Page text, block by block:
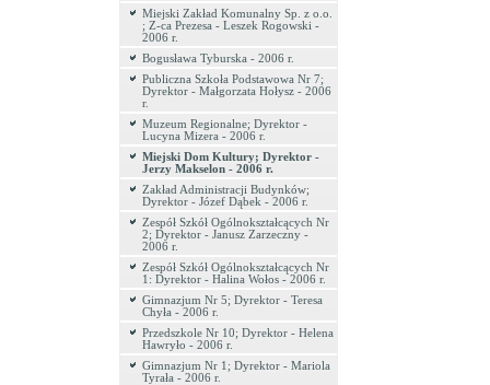
Miejski Zakład Komunalny Sp. z o.o.
; Z-ca Prezesa - Leszek Rogowski -
2006 r.
Bogusława Tyburska - 2006 r.
Publiczna Szkoła Podstawowa Nr 7;
Dyrektor - Małgorzata Hołysz - 2006
r.
Muzeum Regionalne; Dyrektor -
Lucyna Mizera - 2006 r.
Miejski Dom Kultury; Dyrektor -
Jerzy Makselon - 2006 r.
Zakład Administracji Budynków;
Dyrektor - Józef Dąbek - 2006 r.
Zespół Szkół Ogólnokształcących Nr
2; Dyrektor - Janusz Zarzeczny -
2006 r.
Zespół Szkół Ogólnokształcących Nr
1: Dyrektor - Halina Wołos - 2006 r.
Gimnazjum Nr 5; Dyrektor - Teresa
Chyła - 2006 r.
Przedszkole Nr 10; Dyrektor - Helena
Hawryło - 2006 r.
Gimnazjum Nr 1; Dyrektor - Mariola
Tyrała - 2006 r.